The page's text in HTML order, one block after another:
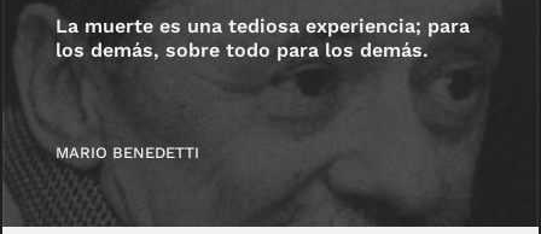
La muerte es una tediosa experiencia; para
los demás, sobre todo para los demás.
MARIO BENEDETTI